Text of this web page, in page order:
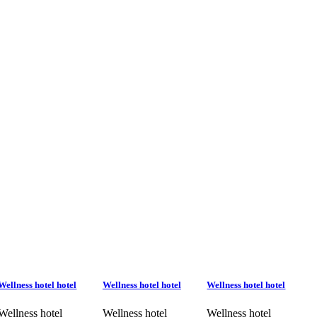
hotel hotel
hotel
Wellness hotel hotel
Wellness hotel
Wellness hotel hotel
Wellness hotel